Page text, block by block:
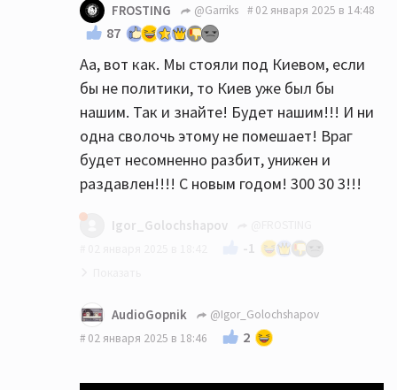
FROSTING @Garriks 02 января 2025 в 14:48
87
Аа, вот как. Мы стояли под Киевом, если
бы не политики, то Киев уже был бы
нашим. Так и знайте! Будет нашим!!! И ни
одна сволочь этому не помешает! Враг
будет несомненно разбит, унижен и
раздавлен!!!! С новым годом! 300 30 3!!!
Igor_Golochshapov
-1
AudioGopnik
@Igor_Golochshapov
02 января 2025 в 18:46
2